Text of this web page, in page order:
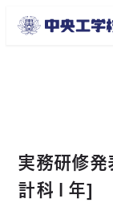
実務研修発
計科１年]